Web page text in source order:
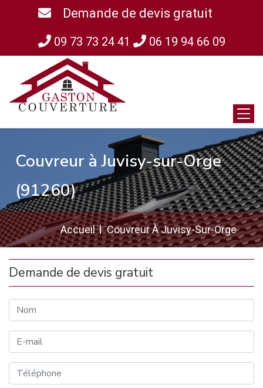
Demande de devis gratuit
09 73 73 24 41 06 19 94 66 09
Couvreur à Juvisy-sur-Orge
(91260)
Couvreur À Juvisy-Sur-Orge
Accueil
Demande de devis gratuit